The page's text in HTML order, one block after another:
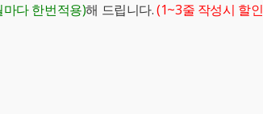
다 한번적용)해 드립니다.(1~3줄 작성시 할인